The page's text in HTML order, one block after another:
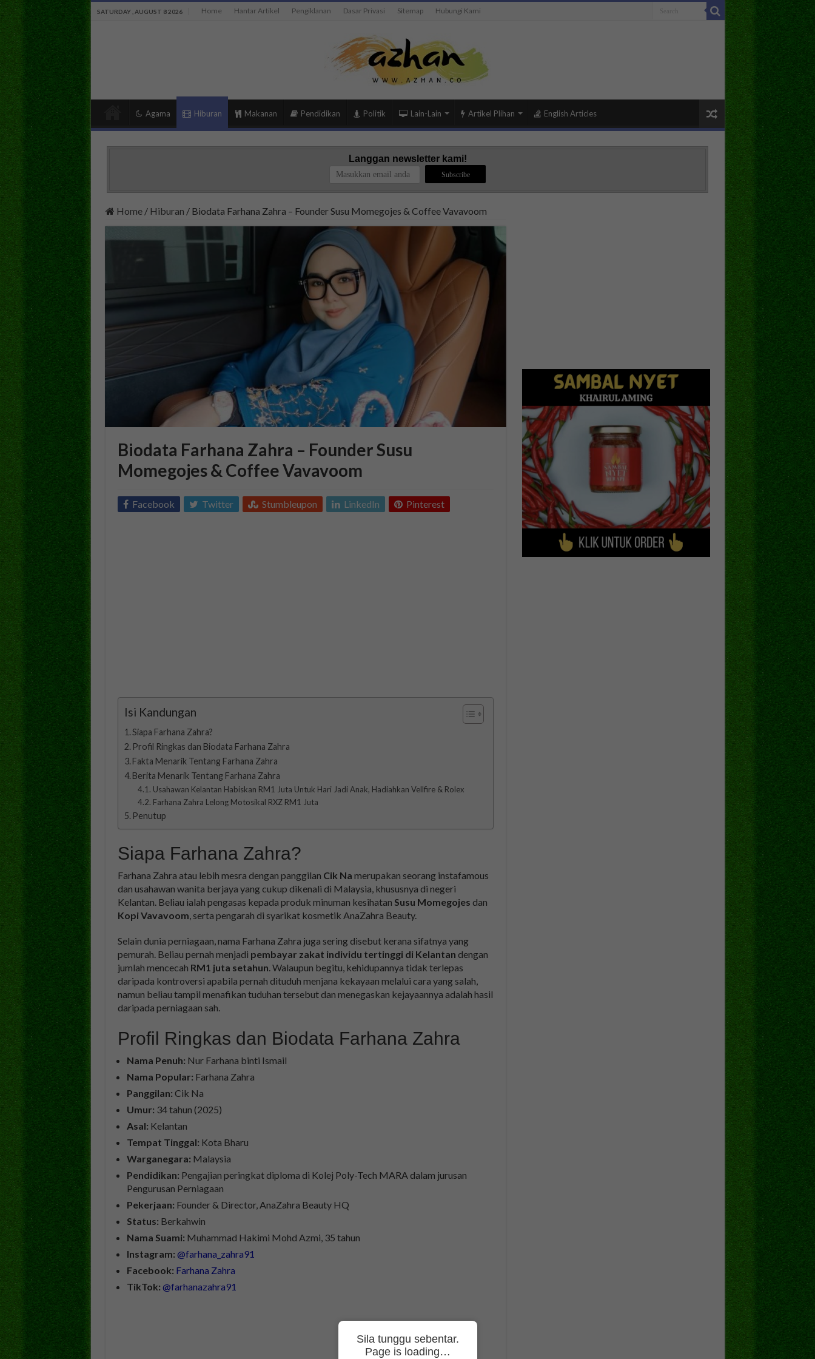
SATURDAY , AUGUST 8 2026 Home Hantar Artikel Pengiklanan Dasar Privasi Sitemap Hubungi Kami
Agama Hiburan Makanan Pendidikan Politik Lain-Lain Artikel Plihan English Articles
Langgan newsletter kami!
Home / Hiburan / Biodata Farhana Zahra – Founder Susu Momegojes & Coffee Vavavoom
Biodata Farhana Zahra – Founder Susu
Momegojes & Coffee Vavavoom
Facebook Twitter Stumbleupon LinkedIn Pinterest
Isi Kandungan
Siapa Farhana Zahra?
Profil Ringkas dan Biodata Farhana Zahra
Fakta Menarik Tentang Farhana Zahra
Berita Menarik Tentang Farhana Zahra
Usahawan Kelantan Habiskan RM1 Juta Untuk Hari Jadi Anak, Hadiahkan Vellfire & Rolex
Farhana Zahra Lelong Motosikal RXZ RM1 Juta
Penutup
Siapa Farhana Zahra?
Farhana Zahra atau lebih mesra dengan panggilan Cik Na merupakan seorang instafamous
dan usahawan wanita berjaya yang cukup dikenali di Malaysia, khususnya di negeri
Kelantan. Beliau ialah pengasas kepada produk minuman kesihatan Susu Momegojes dan
Kopi Vavavoom , serta pengarah di syarikat kosmetik AnaZahra Beauty.
Selain dunia perniagaan, nama Farhana Zahra juga sering disebut kerana sifatnya yang
pemurah. Beliau pernah menjadi pembayar zakat individu tertinggi di Kelantan dengan
jumlah mencecah RM1 juta setahun . Walaupun begitu, kehidupannya tidak terlepas
daripada kontroversi apabila pernah dituduh menjana kekayaan melalui cara yang salah,
namun beliau tampil menafikan tuduhan tersebut dan menegaskan kejayaannya adalah hasil
daripada perniagaan sah.
Profil Ringkas dan Biodata Farhana Zahra
Nama Penuh: Nur Farhana binti Ismail
Nama Popular: Farhana Zahra
Panggilan: Cik Na
Umur: 34 tahun (2025)
Asal: Kelantan
Tempat Tinggal: Kota Bharu
Warganegara: Malaysia
Pendidikan: Pengajian peringkat diploma di Kolej Poly-Tech MARA dalam jurusan
Pengurusan Perniagaan
Pekerjaan: Founder & Director, AnaZahra Beauty HQ
Status: Berkahwin
Nama Suami: Muhammad Hakimi Mohd Azmi, 35 tahun
Instagram: @farhana_zahra91
Facebook: Farhana Zahra
TikTok: @farhanazahra91
Sila tunggu sebentar.
Page is loading…